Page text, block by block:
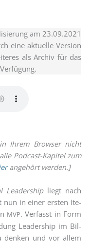
am 23.09.2021
eine aktu­el­le Ver­si­on
als Archiv für das
Ihrem Brow­ser nicht
Pod­cast-Kapi­tel zum
ange­hört werden.]
Lea­der­ship liegt nach
nun in einer ers­ten Ite­
MVP. Ver­fasst in Form
Lea­der­ship im Bil­
den­ken und vor allem